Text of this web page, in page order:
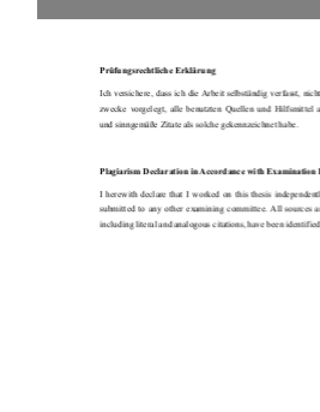
Prüfungsrechtliche Erklärung
Ich versichere, dass ich die Arbeit selbständig verfasst,
zwecke  vorgelegt,  alle  benutzten  Quellen und  Hilfsmittel
und sinngemäße Zitate als solche gekennzeichnet habe.
Plagiarism Declaration in Accordance with Examination
I  herewith  declare  that  I  worked  on  this  thesis
submitted  to  any  other  examining  committee.  All  sources
including literal and analogous citations, have been